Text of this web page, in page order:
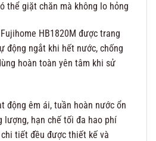
thể giặt chăn mà không lo hỏng
HB1820M được trang
động ngắt khi hết nước, chống
hoàn toàn yên tâm khi sử
động êm ái, tuần hoàn nước ổn
lượng, hạn chế tối đa hao phí
tiết đều được thiết kế và